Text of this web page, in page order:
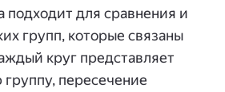
подходит для сравнения и
групп, которые связаны
круг представляет
пересечение